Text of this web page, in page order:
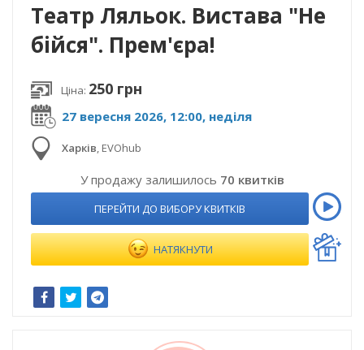
Театр Ляльок. Вистава "Не
бійся". Прем'єра!
27 вересня 2026, 12:00, неділя
Харків, EVOhub
У продажу залишилось 70 квитків
ПЕРЕЙТИ ДО ВИБОРУ КВИТКІВ
НАТЯКНУТИ
Ціна: 250 грн